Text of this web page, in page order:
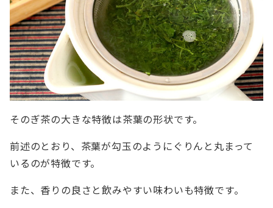
そのぎ茶の大きな特徴は茶葉の形状です。
前述のとおり、茶葉が勾玉のようにぐりんと丸まって
いるのが特徴です。
また、香りの良さと飲みやすい味わいも特徴です。